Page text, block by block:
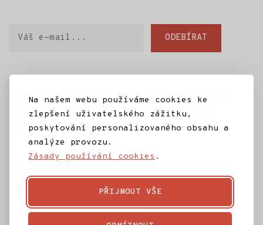
Na našem webu používáme cookies ke
zlepšení uživatelského zážitku,
poskytování personalizovaného obsahu a
analýze provozu.
Zásady používání cookies .
PŘIJMOUT VŠE
ODEBÍRAT
SD Jilm Kino 70
Městská knihovna
IC Jilemnice
Projekty SD Jilm
Články
Kontakt
Ochrana osobních údajů
Rozpočet